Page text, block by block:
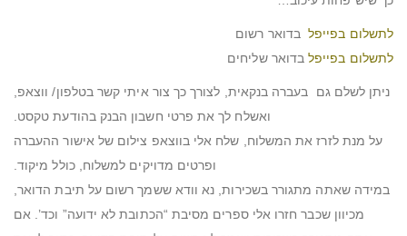
לתשלום בפייפל בדואר רשום
לתשלום בפייפלבדואר שליחים
ניתן לשלם גם בעברה בנקאית, לצורך כך צור איתי קשר בטלפון/ ווצאפ,
ואשלח לך את פרטי חשבון הבנק בהודעת טקסט.
על מנת לזרז את המשלוח, שלח אלי בווצאפ צילום של אישור ההעברה
ופרטים מדויקים למשלוח, כולל מיקוד.
במידה שאתה מתגורר בשכירות, נא וודא ששמך רשום על תיבת הדואר,
מכיוון שכבר חזרו אלי ספרים מסיבת “הכתובת לא ידועה” וכד’. אם